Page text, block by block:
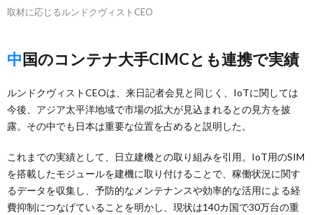
取材に応じるルンドクヴィストCEO
中国のコンテナ大手CIMCとも連携で実績
ルンドクヴィストCEOは、来日記者会見と同じく、IoTに関しては
今後、アジア太平洋地域で市場の拡大が見込まれるとの見方を披
露。その中でも日本は重要な位置を占めると説明した。
これまでの実績として、日立建機との取り組みを引用。IoT用のSIM
を搭載したモジュールを建機に取り付けることで、稼働状況に関す
るデータを収集し、予防的なメンテナンスや効率的な活用による経
費抑制につなげていることを明かし、現状は140カ国で30万台の重